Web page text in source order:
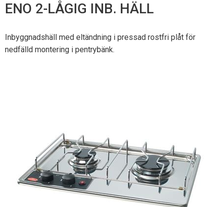
ENO 2-LÅGIG INB. HÄLL
Inbyggnadshäll med eltändning i pressad rostfri plåt för
nedfälld montering i pentrybänk.